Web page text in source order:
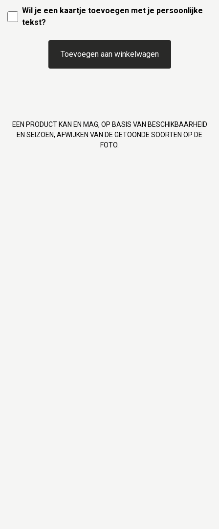
Wil je een kaartje toevoegen met je persoonlijke
tekst?
Toevoegen aan winkelwagen
EEN PRODUCT KAN EN MAG, OP BASIS VAN BESCHIKBAARHEID
EN SEIZOEN, AFWIJKEN VAN DE GETOONDE SOORTEN OP DE
FOTO.